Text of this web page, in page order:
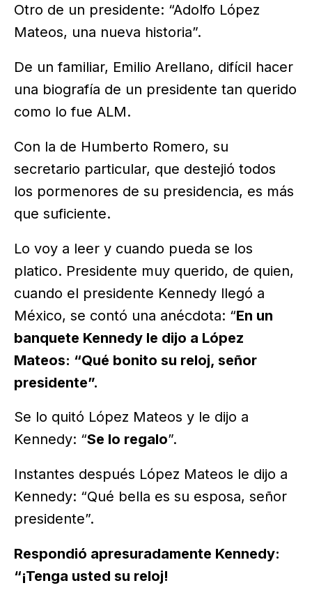
Otro de un presidente: “Adolfo López
Mateos, una nueva historia”.
De un familiar, Emilio Arellano, difícil hacer
una biografía de un presidente tan querido
como lo fue ALM.
Con la de Humberto Romero, su
secretario particular, que destejió todos
los pormenores de su presidencia, es más
que suficiente.
Lo voy a leer y cuando pueda se los
platico. Presidente muy querido, de quien,
cuando el presidente Kennedy llegó a
México, se contó una anécdota: “En un
banquete Kennedy le dijo a López
Mateos: “Qué bonito su reloj, señor
presidente”.
Se lo quitó López Mateos y le dijo a
Kennedy: “Se lo regalo”.
Instantes después López Mateos le dijo a
Kennedy: “Qué bella es su esposa, señor
presidente”.
Respondió apresuradamente Kennedy:
“¡Tenga usted su reloj!